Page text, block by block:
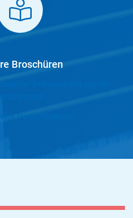
Broschüren